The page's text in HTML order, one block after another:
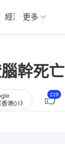
經濟 01深圳
更多
幹死亡
港01》
229